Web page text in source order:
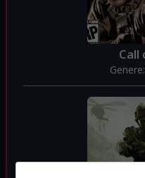
Call
Genere: